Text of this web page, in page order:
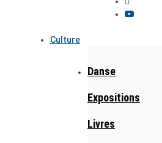
Culture
Danse
Expositions
Livres